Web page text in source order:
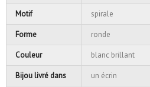
Motif spirale
Forme ronde
Couleur blanc brillant
Bijou livré dans un écrin